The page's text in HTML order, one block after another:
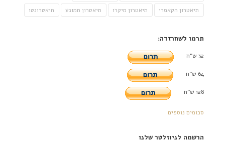
תיאטרון הקאמרי
תיאטרון מיקרו תיאטרון תמונע תיאטרונטו
תרמו לשחרזדה:
32 ש"ח
64 ש"ח
128 ש"ח
סכומים נוספים
הרשמה לניוזלטר שלנו